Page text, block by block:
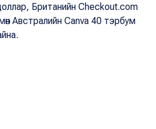
Британийн Checkout.com
Австралийн Canva 40 тэрбум